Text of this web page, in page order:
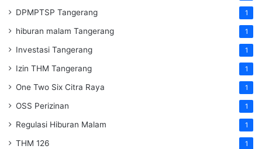
DPMPTSP Tangerang 1
hiburan malam Tangerang 1
Investasi Tangerang 1
Izin THM Tangerang 1
One Two Six Citra Raya 1
OSS Perizinan 1
Regulasi Hiburan Malam 1
THM 126 1